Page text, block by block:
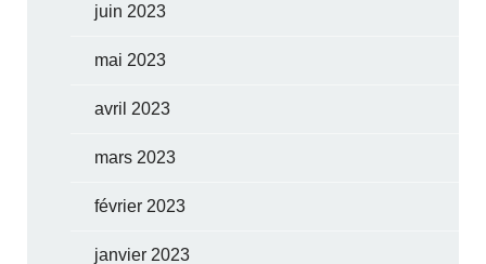
juin 2023
mai 2023
avril 2023
mars 2023
février 2023
janvier 2023